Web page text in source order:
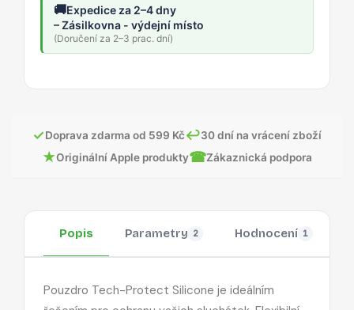
🚚Expedice za 2–4 dny
– Zásilkovna - výdejní místo
(Doručení za 2–3 prac. dní)
✓Doprava zdarma od 599 Kč↩30 dní na vrácení zboží
★Originální Apple produkty☎Zákaznická podpora
Popis Parametry 2 Hodnocení 1
Pouzdro Tech-Protect Silicone je ideálním